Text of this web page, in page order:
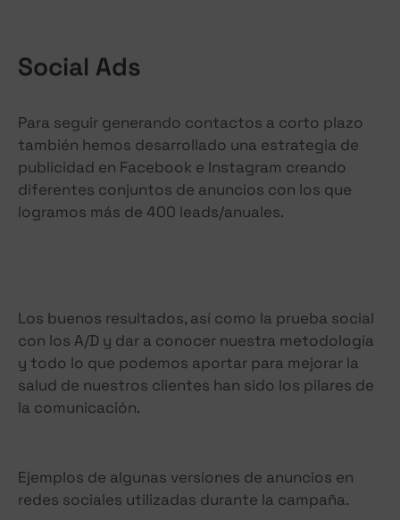
Social Ads
Para seguir generando contactos a corto plazo
también hemos desarrollado una estrategia de
publicidad en Facebook e Instagram creando
diferentes conjuntos de anuncios con los que
logramos más de 400 leads/anuales.
Los buenos resultados, así como la prueba social
con los A/D y dar a conocer nuestra metodología
y todo lo que podemos aportar para mejorar la
salud de nuestros clientes han sido los pilares de
la comunicación.
Ejemplos de algunas versiones de anuncios en
redes sociales utilizadas durante la campaña.